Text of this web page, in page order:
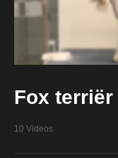
Fox terriër
10 Videos